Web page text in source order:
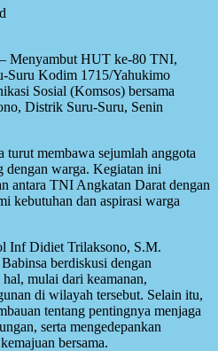
Menyambut HUT ke-80 TNI,
Suru Kodim 1715/Yahukimo
Sosial (Komsos) bersama
Distrik Suru-Suru, Senin
turut membawa sejumlah anggota
dengan warga. Kegiatan ini
antara TNI Angkatan Darat dengan
kebutuhan dan aspirasi warga
Inf Didiet Trilaksono, S.M.
berdiskusi dengan
mulai dari keamanan,
di wilayah tersebut. Selain itu,
tentang pentingnya menjaga
serta mengedepankan
bersama.